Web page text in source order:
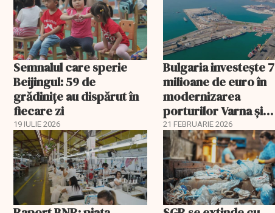
Semnalul care sperie
Beijingul: 59 de
grădinițe au dispărut în
fiecare zi
19 IULIE 2026
Bulgaria investește 7
milioane de euro în
modernizarea
porturilor Varna și
Burgas
21 FEBRUARIE 2026